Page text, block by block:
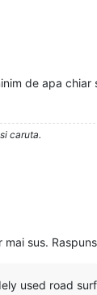
de apa chiar
caruta.
sus.
used road